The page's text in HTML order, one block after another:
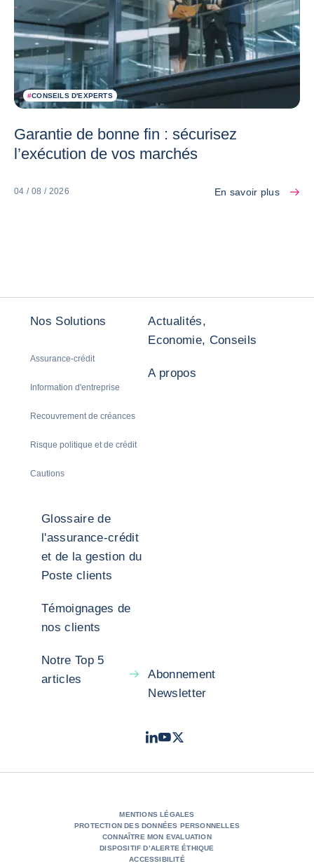
#CONSEILS D'EXPERTS
Garantie de bonne fin : sécurisez
l’exécution de vos marchés
04 / 08 / 2026 En savoir plus
Nos Solutions
Assurance-crédit
Information d'entreprise
Recouvrement de créances
Risque politique et de crédit
Cautions
Actualités,
Economie, Conseils
A propos
Glossaire de
l'assurance-crédit
et de la gestion du
Poste clients
Témoignages de
nos clients
Notre Top 5
articles
Abonnement
Newsletter
LinkedIn
Youtube
X - Twitter
MENTIONS LÉGALES
PROTECTION DES DONNÉES PERSONNELLES
CONNAÎTRE MON EVALUATION
DISPOSITIF D’ALERTE ÉTHIQUE
ACCESSIBILITÉ